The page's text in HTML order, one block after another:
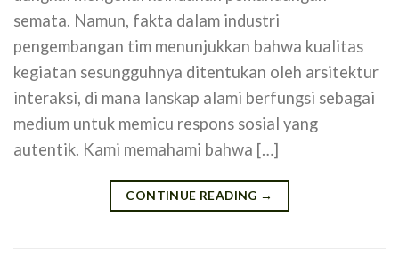
semata. Namun, fakta dalam industri
pengembangan tim menunjukkan bahwa kualitas
kegiatan sesungguhnya ditentukan oleh arsitektur
interaksi, di mana lanskap alami berfungsi sebagai
medium untuk memicu respons sosial yang
autentik. Kami memahami bahwa […]
CONTINUE READING →